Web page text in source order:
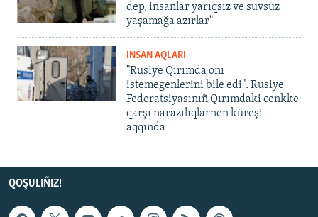
dep, insanlar yarıqsız ve suvsuz
yaşamağa azırlar"
İNSAN AQLARI
"Rusiye Qırımda onı
istemegenlerini bile edi". Rusiye
Federatsiyasınıñ Qırımdaki cenkke
qarşı narazılıqlarnen küreşi
aqqında
QOŞULIÑIZ!